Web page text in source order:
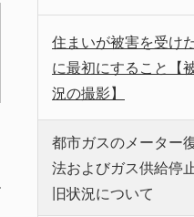
住まいが被害を受け
に最初にすること【
況の撮影】
都市ガスのメーター
法およびガス供給停
旧状況について